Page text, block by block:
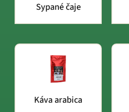
Sypané čaje
Káva arabica